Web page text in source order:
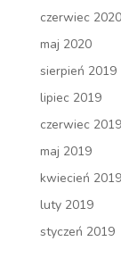
czerwiec 2020
maj 2020
sierpień 2019
lipiec 2019
czerwiec 2019
maj 2019
kwiecień 2019
luty 2019
styczeń 2019